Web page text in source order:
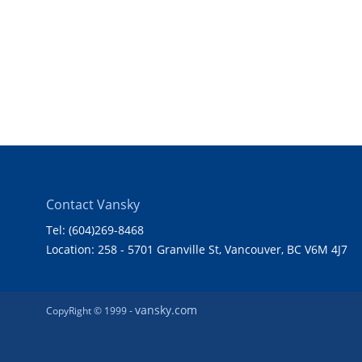
Contact Vansky
Tel: (604)269-8468
Location: 258 - 5701 Granville St, Vancouver, BC V6M 4J7
CopyRight © 1999 -vansky.com